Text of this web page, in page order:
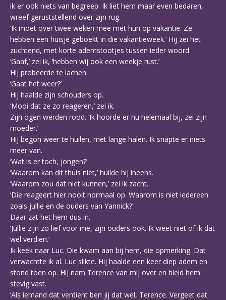
ik er ook niets van begreep. Ik liet hem maar even bedaren,
wreef geruststellend over zijn rug.
‘Ik moet over twee weken mee met hun op vakantie. Ze
hebben een huisje geboekt in die vakantieweek.’ Hij zei het
zuchtend, met korte ademstootjes tussen ieder woord.
‘Gaaf,’ zei ik, ‘hebben wij ook een weekje rust.’
Hij probeerde te lachen.
‘Gaat het weer?’
Hij haalde zijn schouders op.
‘Mooi dat ze zo reageren,’ zei ik.
Zijn ogen werden rood. ‘Ik hoorde er nu helemaal bij, zei zijn
moeder.’
Hij begon weer te huilen, met lange halen. Ik snapte er niets
meer van.
‘Wat is er toch, jongen?’
‘Waarom kan dit thuis niet,’ huilde hij ineens.
‘Waarom zou dat niet kunnen,’ zei ik zacht.
‘Die reageert hier nooit normaal op. Waarom is niet iedereen
zoals jullie en de ouders van Yannick?’
Daar zat het hem dus in.
‘Jullie zijn zo lief voor me, zijn ouders ook. Ik weet niet of ik dat
wel verdien.’
Ik keek naar Luc. Die kwam aan bij hem, die opmerking. Dat
verwachtte ik al. Luc slikte. Hij haalde een keer diep adem en
stond toen op. Hij nam Terence van mij over en hield hem
stevig vast.
‘Als iemand dat verdient ben jij dat wel, Terence. Vergeet dat